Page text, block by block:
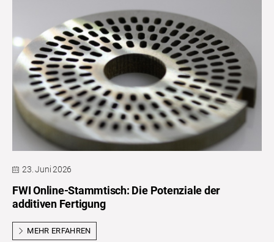
23. Juni 2026
FWI Online-Stammtisch: Die Potenziale der
additiven Fertigung
MEHR ERFAHREN